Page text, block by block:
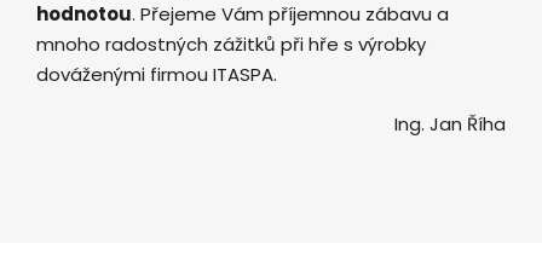
hodnotou. Přejeme Vám příjemnou zábavu a
mnoho radostných zážitků při hře s výrobky
dováženými firmou ITASPA.
Ing. Jan Říha